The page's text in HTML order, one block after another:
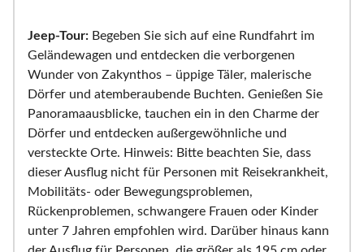
Jeep-Tour: Begeben Sie sich auf eine Rundfahrt im
Geländewagen und entdecken die verborgenen
Wunder von Zakynthos – üppige Täler, malerische
Dörfer und atemberaubende Buchten. Genießen Sie
Panoramaausblicke, tauchen ein in den Charme der
Dörfer und entdecken außergewöhnliche und
versteckte Orte. Hinweis: Bitte beachten Sie, dass
dieser Ausflug nicht für Personen mit Reisekrankheit,
Mobilitäts- oder Bewegungsproblemen,
Rückenproblemen, schwangere Frauen oder Kinder
unter 7 Jahren empfohlen wird. Darüber hinaus kann